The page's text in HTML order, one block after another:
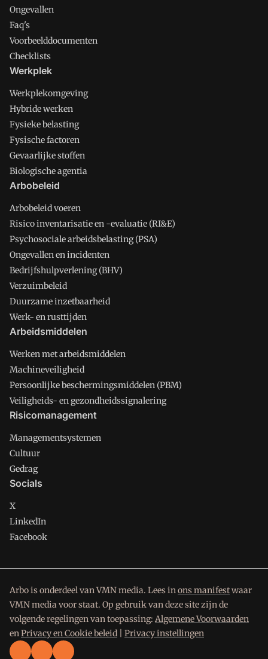
Ongevallen
Faq's
Voorbeelddocumenten
Checklists
Werkplek
Werkplekomgeving
Hybride werken
Fysieke belasting
Fysische factoren
Gevaarlijke stoffen
Biologische agentia
Arbobeleid
Arbobeleid voeren
Risico inventarisatie en -evaluatie (RI&E)
Psychosociale arbeidsbelasting (PSA)
Ongevallen en incidenten
Bedrijfshulpverlening (BHV)
Verzuimbeleid
Duurzame inzetbaarheid
Werk- en rusttijden
Arbeidsmiddelen
Werken met arbeidsmiddelen
Machineveiligheid
Persoonlijke beschermingsmiddelen (PBM)
Veiligheids- en gezondheidssignalering
Risicomanagement
Managementsystemen
Cultuur
Gedrag
Socials
X
LinkedIn
Facebook
Arbo is onderdeel van VMN media. Lees inons manifestwaar
VMN media voor staat. Op gebruik van deze site zijn de
volgende regelingen van toepassing: Algemene Voorwaarden
enPrivacy en Cookie beleid Privacy instellingen